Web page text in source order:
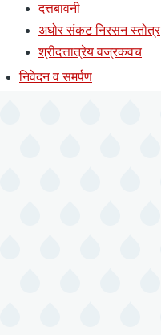
दत्तबावनी
अघोर संकट निरसन स्तोत्र
श्रीदत्तात्रेय वज्रकवच
निवेदन व समर्पण